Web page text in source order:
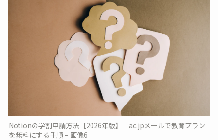
Notionの学割申請方法【2026年版】｜ac.jpメールで教育プラン
を無料にする手順 – 画像6